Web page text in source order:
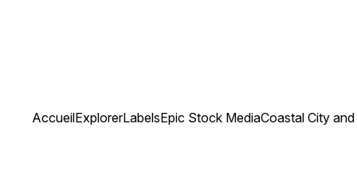
AccueilExplorerLabelsEpic Stock MediaCoastal City